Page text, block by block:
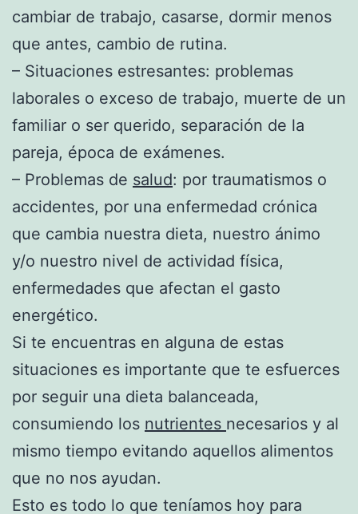
cambiar de trabajo, casarse, dormir menos
que antes, cambio de rutina.
– Situaciones estresantes: problemas
laborales o exceso de trabajo, muerte de un
familiar o ser querido, separación de la
pareja, época de exámenes.
– Problemas de salud: por traumatismos o
accidentes, por una enfermedad crónica
que cambia nuestra dieta, nuestro ánimo
y/o nuestro nivel de actividad física,
enfermedades que afectan el gasto
energético.
Si te encuentras en alguna de estas
situaciones es importante que te esfuerces
por seguir una dieta balanceada,
consumiendo los nutrientes necesarios y al
mismo tiempo evitando aquellos alimentos
que no nos ayudan.
Esto es todo lo que teníamos hoy para